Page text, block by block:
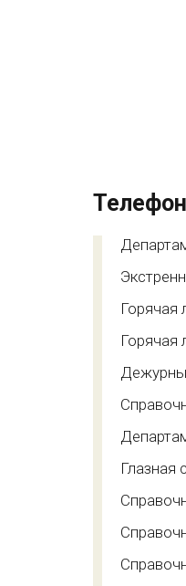
Горячая
Горячая